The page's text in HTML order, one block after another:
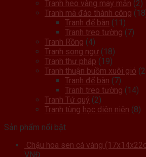
Tranh heo vàng may mắn (2)
Tranh mã đáo thành công
Tranh để bàn (11)
Tranh treo tường (7)
Tranh Rồng (4)
Tranh song ngư (18)
Tranh thư pháp (19)
Tranh thuận buồm xuôi gió
Tranh để bàn (7)
Tranh treo tường (14)
Tranh Tứ quý (2)
Tranh tùng hạc diên niên (8)
Sản phẩm nổi bật
Chậu hoa sen cá vàng
VNĐ